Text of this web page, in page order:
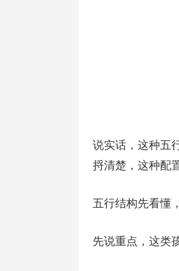
说实话，这种五
捋清楚，这种配
五行结构先看懂
先说重点，这类